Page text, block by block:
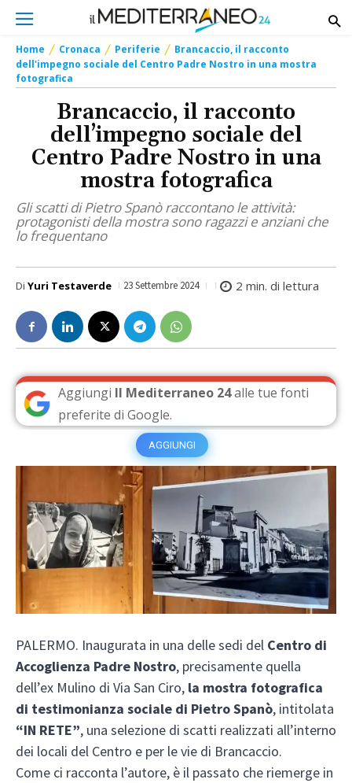
Home Cronaca Periferie
Brancaccio, il racconto
dell'impegno sociale del Centro Padre Nostro in una mostra
fotografica
Brancaccio, il racconto
dell’impegno sociale del
Centro Padre Nostro in una
mostra fotografica
Gli scatti di Pietro Spanò raccontano le attività:
protagonisti della mostra sono ragazzi e anziani che
lo frequentano
Di Yuri Testaverde 23 Settembre 2024 2 min. di lettura
Aggiungi Il Mediterraneo 24alle tue fonti
preferite di Google.
AGGIUNGI
PALERMO. Inaugurata in una delle sedi del Centro di
Accoglienza Padre Nostro, precisamente quella
dell’ex Mulino di Via San Ciro, la mostra fotografica
di testimonianza sociale di Pietro Spanò, intitolata
“IN RETE”, una selezione di scatti realizzati all’interno
dei locali del Centro e per le vie di Brancaccio.
Come ci racconta l’autore, è il passato che riemerge in